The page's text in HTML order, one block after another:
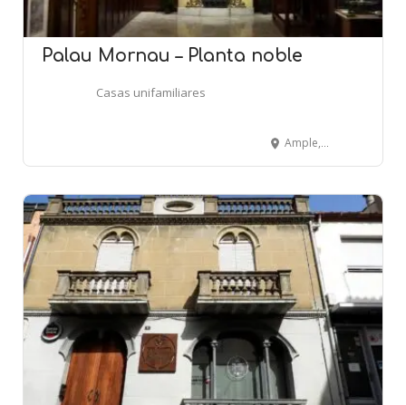
Palau Mornau – Planta noble
Casas unifamiliares
Ample, 35 - BARCELONA